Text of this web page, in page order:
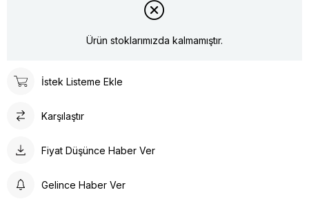
Ürün stoklarımızda kalmamıştır.
İstek Listeme Ekle
Karşılaştır
Fiyat Düşünce Haber Ver
Gelince Haber Ver